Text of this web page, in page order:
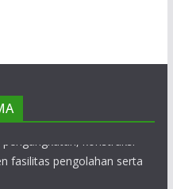
(BUMA) menyediakan jasa